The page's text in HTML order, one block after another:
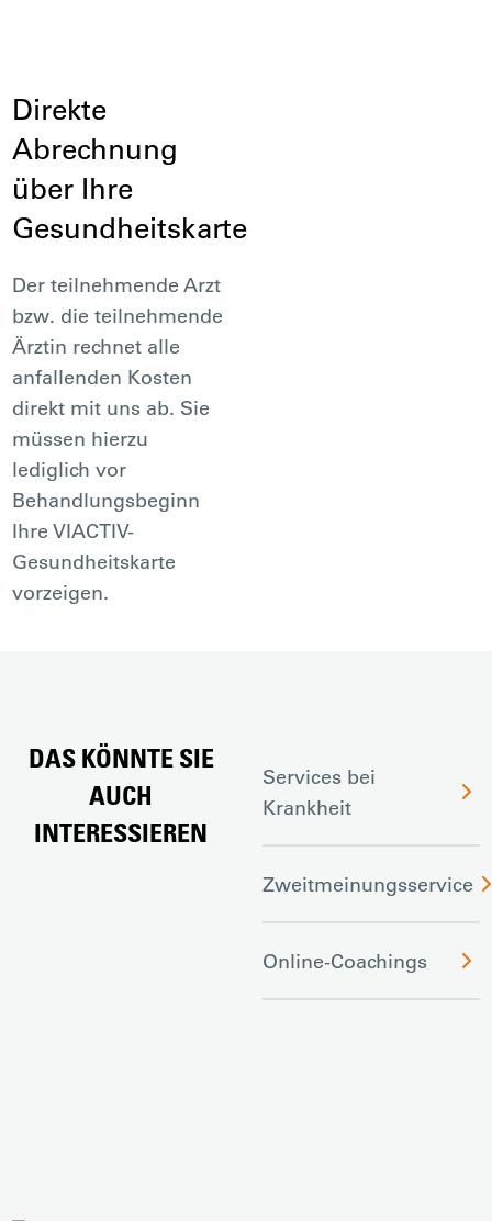
Direkte
Abrechnung
über Ihre
Gesundheitskarte
Der teilnehmende Arzt
bzw. die teilnehmende
Ärztin rechnet alle
anfallenden Kosten
direkt mit uns ab. Sie
müssen hierzu
lediglich vor
Behandlungsbeginn
Ihre VIACTIV-
Gesundheitskarte
vorzeigen.
DAS KÖNNTE SIE
AUCH
INTERESSIEREN
Services bei
Krankheit
Zweitmeinungsservice
Online-Coachings